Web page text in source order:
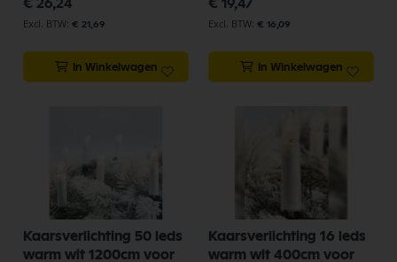
€ 26,24
€ 21,69
In Winkelwagen
€ 19,47
€ 16,09
In Winkelwagen
Kaarsverlichting 50 leds
warm wit 1200cm voor
Kaarsverlichting 16 leds
warm wit 400cm voor